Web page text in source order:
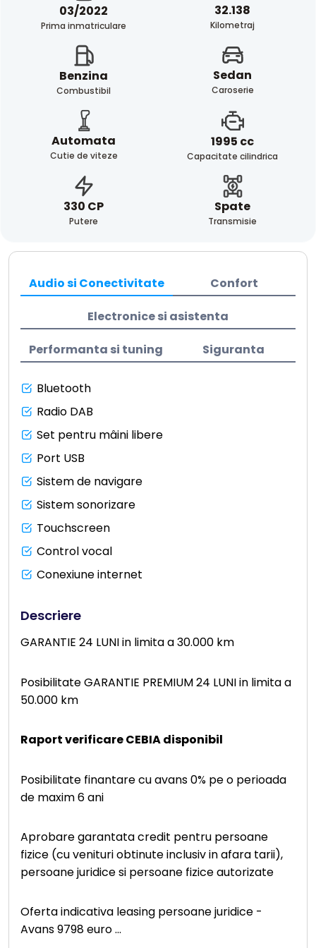
03/2022
Prima inmatriculare
32.138
Kilometraj
Benzina
Combustibil
Sedan
Caroserie
Automata
Cutie de viteze
1995 cc
Capacitate cilindrica
330 CP
Putere
Spate
Transmisie
Audio si Conectivitate Confort
Electronice si asistenta
Performanta si tuning Siguranta
Bluetooth
Radio DAB
Set pentru mâini libere
Port USB
Sistem de navigare
Sistem sonorizare
Touchscreen
Control vocal
Conexiune internet
Descriere
GARANTIE 24 LUNI in limita a 30.000 km
Posibilitate GARANTIE PREMIUM 24 LUNI in limita a
50.000 km
Raport verificare CEBIA disponibil
Posibilitate finantare cu avans 0% pe o perioada
de maxim 6 ani
Aprobare garantata credit pentru persoane
fizice (cu venituri obtinute inclusiv in afara tarii),
persoane juridice si persoane fizice autorizate
Oferta indicativa leasing persoane juridice -
Avans 9798 euro...